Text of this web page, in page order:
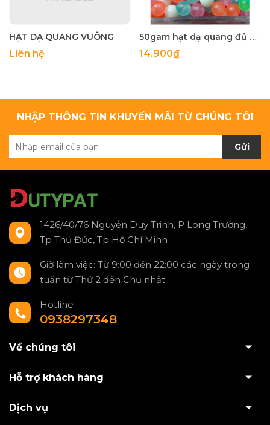
HẠT DẠ QUANG VUÔNG
Liên hệ
50gam hạt dạ quang đủ màu 6mm, 8mm, 10mm, 12mm, hạt nhựa tròn
14.900₫
NHẬP THÔNG TIN KHUYẾN MÃI TỪ CHÚNG TÔI
Gửi
1426/40/76 Nguyễn Duy Trinh, P Long Trường,
Tp Thủ Đức, Tp Hồ Chí Minh
Giờ làm việc: Từ 9:00 đến 22:00 các ngày trong
tuần từ Thứ 2 đến Chủ nhật
Hotline
0938297348
Về chúng tôi
Hỗ trợ khách hàng
Dịch vụ